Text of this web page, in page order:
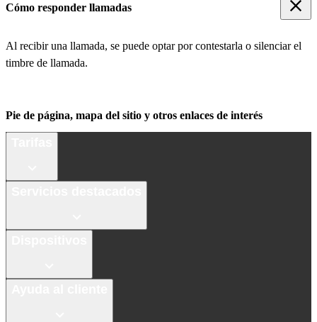
Cómo responder llamadas
Al recibir una llamada, se puede optar por contestarla o silenciar el
timbre de llamada.
Pie de página, mapa del sitio y otros enlaces de interés